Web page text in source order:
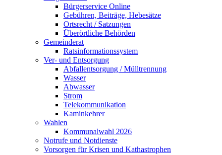
Bürgerservice Online
Gebühren, Beiträge, Hebesätze
Ortsrecht / Satzungen
Überörtliche Behörden
Gemeinderat
Ratsinformationssystem
Ver- und Entsorgung
Abfallentsorgung / Mülltrennung
Wasser
Abwasser
Strom
Telekommunikation
Kaminkehrer
Wahlen
Kommunalwahl 2026
Notrufe und Notdienste
Vorsorgen für Krisen und Kathastrophen